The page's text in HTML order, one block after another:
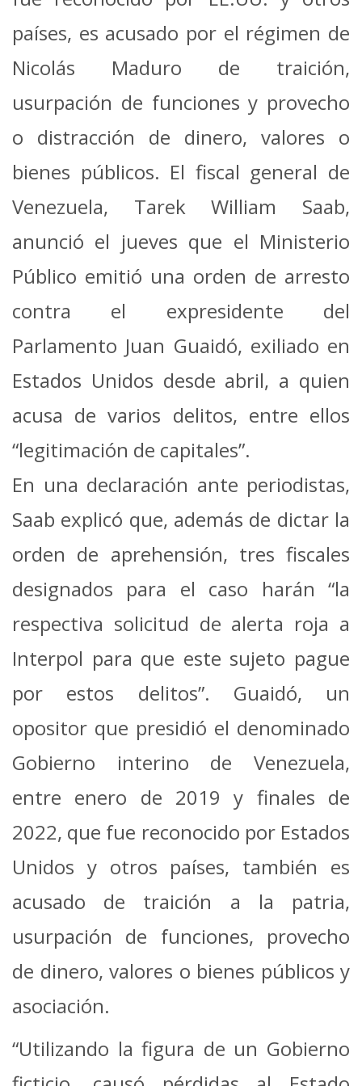
países, es acusado por el régimen de
Nicolás Maduro de traición,
usurpación de funciones y provecho
o distracción de dinero, valores o
bienes públicos. El fiscal general de
Venezuela, Tarek William Saab,
anunció el jueves que el Ministerio
Público emitió una orden de arresto
contra el expresidente del
Parlamento Juan Guaidó, exiliado en
Estados Unidos desde abril, a quien
acusa de varios delitos, entre ellos
“legitimación de capitales”.
En una declaración ante periodistas,
Saab explicó que, además de dictar la
orden de aprehensión, tres fiscales
designados para el caso harán “la
respectiva solicitud de alerta roja a
Interpol para que este sujeto pague
por estos delitos”. Guaidó, un
opositor que presidió el denominado
Gobierno interino de Venezuela,
entre enero de 2019 y finales de
2022, que fue reconocido por Estados
Unidos y otros países, también es
acusado de traición a la patria,
usurpación de funciones, provecho
de dinero, valores o bienes públicos y
asociación.
“Utilizando la figura de un Gobierno